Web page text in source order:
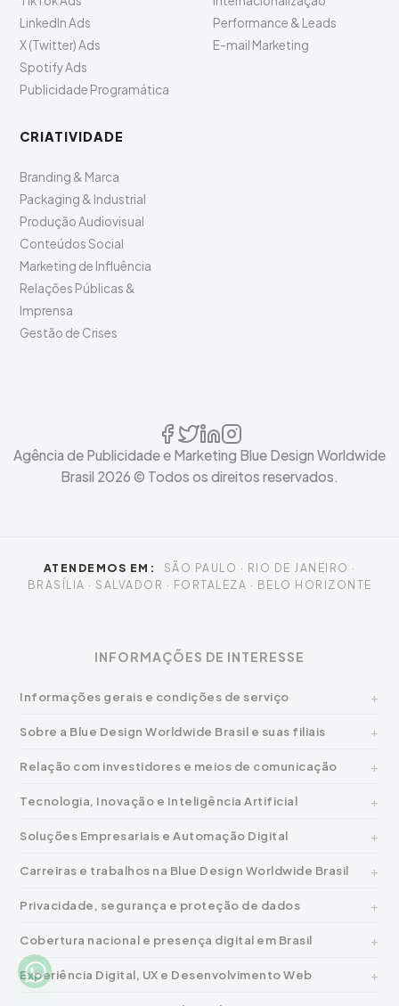
LinkedIn Ads
X (Twitter) Ads
Spotify Ads
Publicidade Programática
Performance & Leads
E-mail Marketing
CRIATIVIDADE
Branding & Marca
Packaging & Industrial
Produção Audiovisual
Conteúdos Social
Marketing de Influência
Relações Públicas &
Imprensa
Gestão de Crises
Agência de Publicidade e Marketing Blue Design Worldwide
Brasil 2026 © Todos os direitos reservados.
ATENDEMOS EM:
SÃO PAULO · RIO DE JANEIRO ·
BRASÍLIA · SALVADOR · FORTALEZA · BELO HORIZONTE
INFORMAÇÕES DE INTERESSE
Informações gerais e condições de serviço
Sobre a Blue Design Worldwide Brasil e suas filiais
Relação com investidores e meios de comunicação
Tecnologia, Inovação e Inteligência Artificial
Soluções Empresariais e Automação Digital
Carreiras e trabalhos na Blue Design Worldwide Brasil
Privacidade, segurança e proteção de dados
Cobertura nacional e presença digital em Brasil
Experiência Digital, UX e Desenvolvimento Web